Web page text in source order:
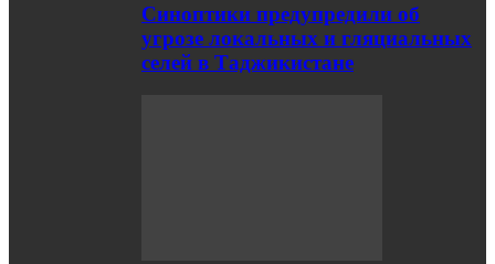
Синоптики предупредили об
угрозе локальных и гляциальных
селей в Таджикистане